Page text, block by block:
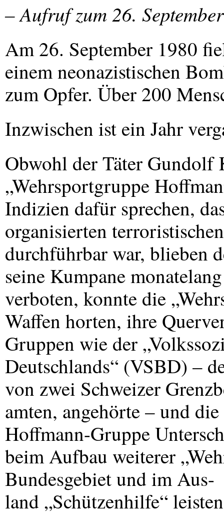
– Aufruf zum 26.
Am 26. September 1980
einem neonazistischen
zum Opfer. Über 200
Inzwischen ist ein Jahr
Obwohl der Täter
„Wehrsportgruppe
Indizien dafür sprechen,
organisierten
durchführbar war, blieben
seine Kumpane
verboten, konnte die
Waffen horten, ihre
Gruppen wie der
Deutschlands“ (VSBD) –
von zwei Schweizer
amten, angehörte – und
Hoffmann-Gruppe
beim Aufbau weiterer
Bundesgebiet und im Aus-
land „Schützenhilfe“